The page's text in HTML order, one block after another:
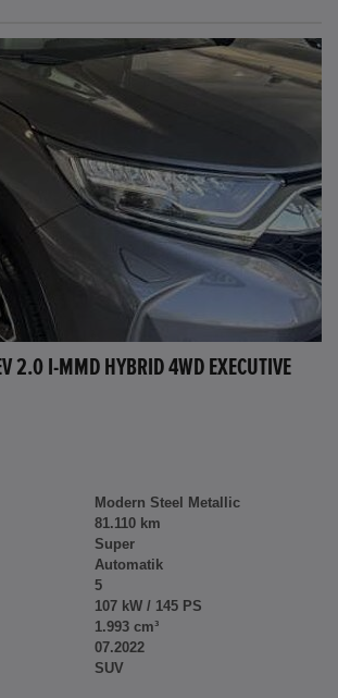
Modern Steel Metallic
81.110 km
Super
Automatik
5
107 kW / 145 PS
1.993 cm³
07.2022